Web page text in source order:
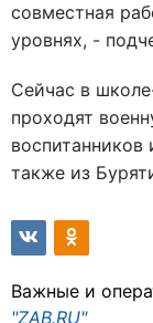
совместная
уровнях, -
Сейчас в
проходят
воспитанников
также из
Важные и
"ZAB.RU"